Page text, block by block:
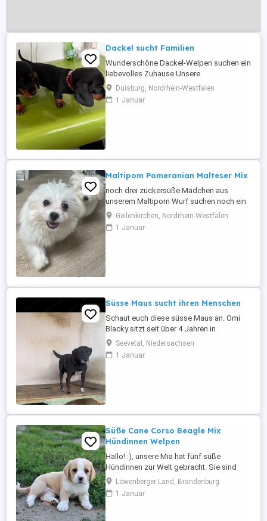
Dackel sucht Familien
Wunderschöne Dackel-Welpen suchen ein
liebevolles Zuhause Unsere
bezaubernden Dackel-Welpen sind nun alt
genug, um in ein neues, liebevolles
Zuhause umzuziehen. Die Welpen
Duisburg, Nordrhein-Westfalen
1 Januar
Maltipom Pomeranian Malteser Mix
noch drei zuckersüße Mädchen aus
unserem Maltipom Wurf suchen noch ein
5 Sterne Zuhause Sie sind am 03.05.26
geboren und auszugsbereit Die Kleinen
sind geimpft,entwurmt, gechipt und
Geilenkirchen, Nordrhein-Westfalen
1 Januar
Süsse Maus sucht ihren Menschen
Schaut euch diese süsse Maus an. Omi
Blacky sitzt seit über 4 Jahren in
Rumänien in einer Tötungstation. Ihr Blick,
sie sucht, sehnsucht nach Liebe und
einem schönen Zuhause . Sie wünscht
Seevetal, Niedersachsen
1 Januar
Süße Cane Corso Beagle Mix
Hündinnen Welpen
Hallo! :), unsere Mia hat fünf süße
Hündinnen zur Welt gebracht. Sie sind
gesund und top fit. Es ist eine Mischung
aus Cane Corso und Beagle, diese
verspricht lebhafte, intelligente und
Löwenberger Land, Brandenburg
1 Januar